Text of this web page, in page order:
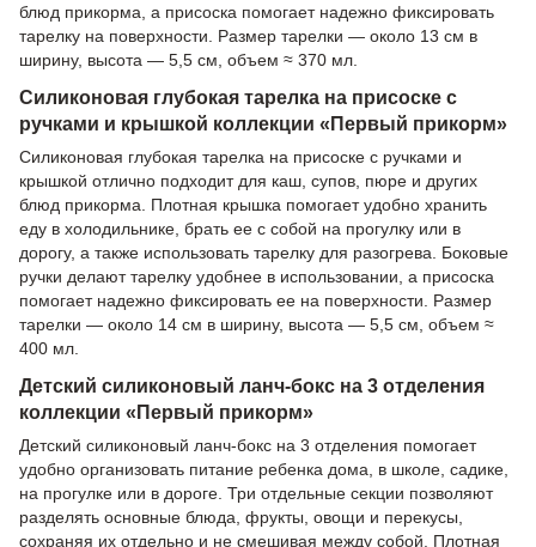
блюд прикорма, а присоска помогает надежно фиксировать
тарелку на поверхности. Размер тарелки — около 13 см в
ширину, высота — 5,5 см, объем ≈ 370 мл.
Силиконовая глубокая тарелка на присоске с
ручками и крышкой коллекции «Первый прикорм»
Силиконовая глубокая тарелка на присоске с ручками и
крышкой отлично подходит для каш, супов, пюре и других
блюд прикорма. Плотная крышка помогает удобно хранить
еду в холодильнике, брать ее с собой на прогулку или в
дорогу, а также использовать тарелку для разогрева. Боковые
ручки делают тарелку удобнее в использовании, а присоска
помогает надежно фиксировать ее на поверхности. Размер
тарелки — около 14 см в ширину, высота — 5,5 см, объем ≈
400 мл.
Детский силиконовый ланч-бокс на 3 отделения
коллекции «Первый прикорм»
Детский силиконовый ланч-бокс на 3 отделения помогает
удобно организовать питание ребенка дома, в школе, садике,
на прогулке или в дороге. Три отдельные секции позволяют
разделять основные блюда, фрукты, овощи и перекусы,
сохраняя их отдельно и не смешивая между собой. Плотная